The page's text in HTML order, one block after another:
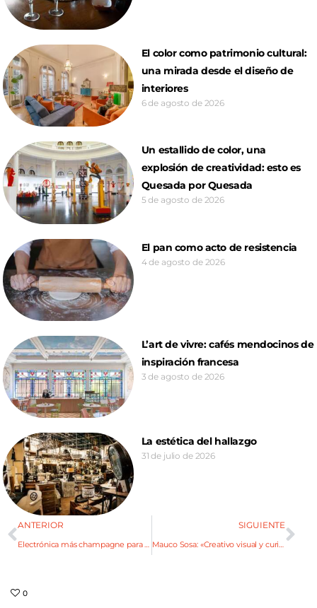
El color como patrimonio cultural:
una mirada desde el diseño de
interiores
6 de agosto de 2026
Un estallido de color, una
explosión de creatividad: esto es
Quesada por Quesada
5 de agosto de 2026
El pan como acto de resistencia
4 de agosto de 2026
L’art de vivre: cafés mendocinos de
inspiración francesa
3 de agosto de 2026
La estética del hallazgo
31 de julio de 2026
ANTERIOR
Electrónica más champagne para bailar en «El Espacio»
SIGUIENTE
Mauco Sosa: «Creativo visual y curioso profesional»
0